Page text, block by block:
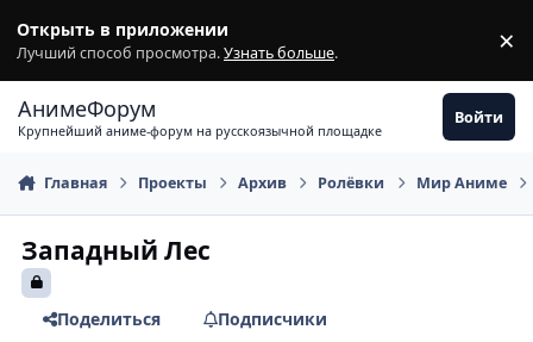
Открыть в приложении
Лучший способ просмотра.Узнать больше. ×
АнимеФорум
Крупнейший аниме-форум на русскоязычной площадке
Войти
Главная Проекты Архив Ролёвки Мир Аниме
Западный Лес
Поделиться Подписчики